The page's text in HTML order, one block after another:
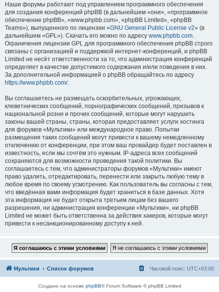
Наши форумы работают под управлением программного обеспечения
для создания конференций phpBB (в дальнейшем «они», «программное
обеспечение phpBB», «www.phpbb.com», «phpBB Limited», «phpBB
Teams»), выпущенного по лицензии «GNU General Public License v2» (в
дальнейшем «GPL»). Скачать его можно по адресу www.phpbb.com.
Ограничения лицензии GPL для программного обеспечения phpBB строго
связаны с организацией и поддержкой интернет-конференций, и phpBB
Limited не несёт ответственности за то, что администрация конференций
определяет в качестве допустимого содержания и/или поведения в них.
За дополнительной информацией о phpBB обращайтесь по адресу
https://www.phpbb.com/.
Вы соглашаетесь не размещать оскорбительных, угрожающих,
клеветнических сообщений, порнографических сообщений, призывов к
национальной розни и прочих сообщений, которые могут нарушить
законы вашей страны, страны, которая предоставляет услуги хостинга
для форумов «Мультики» или международное право. Попытки
размещения таких сообщений могут привести к вашему немедленному
отключению от конференции, при этом ваш провайдер будет поставлен в
известность, если мы сочтём это нужным. IP-адреса всех сообщений
сохраняются для возможности проведения такой политики. Вы
соглашаетесь с тем, что администраторы форумов «Мультики» имеют
право удалить, отредактировать, перенести или закрыть любую тему в
любое время по своему усмотрению. Как пользователь вы согласны с тем,
что введённая вами информация будет храниться в базе данных. Хотя
эта информация не будет открыта третьим лицам без вашего
разрешения, ни администрация конференции «Мультики», ни phpBB
Limited не может быть ответственна за действия хакеров, которые могут
привести к несанкционированному доступу к ней.
Мультики Список форумов Часовой пояс: UTC+03:00
Создано на основе phpBB® Forum Software © phpBB Limited